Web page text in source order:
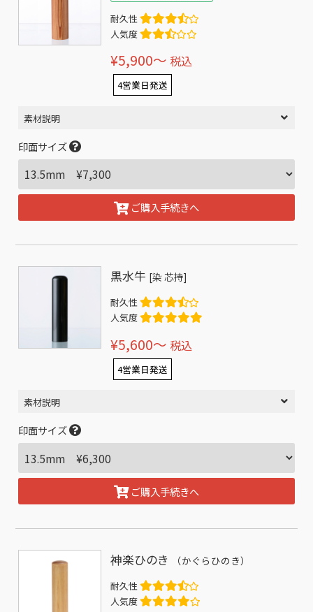
耐久性
人気度
¥5,900〜 税込
4営業日発送
素材説明
印面サイズ
ご購入手続きへ
黒水牛 [染 芯持]
耐久性
人気度
¥5,600〜 税込
4営業日発送
素材説明
印面サイズ
ご購入手続きへ
神楽ひのき （かぐらひのき）
耐久性
人気度